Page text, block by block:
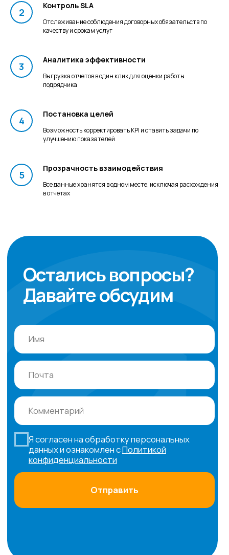
Контроль SLA
Отслеживание соблюдения договорных обязательств по
качеству и срокам услуг
Аналитика эффективности
Выгрузка отчетов в один клик для оценки работы
подрядчика
Постановка целей
Возможность корректировать KPI и ставить задачи по
улучшению показателей
Прозрачность взаимодействия
Все данные хранятся в одном месте, исключая расхождения
в отчетах
Часто задаваемые
вопросы